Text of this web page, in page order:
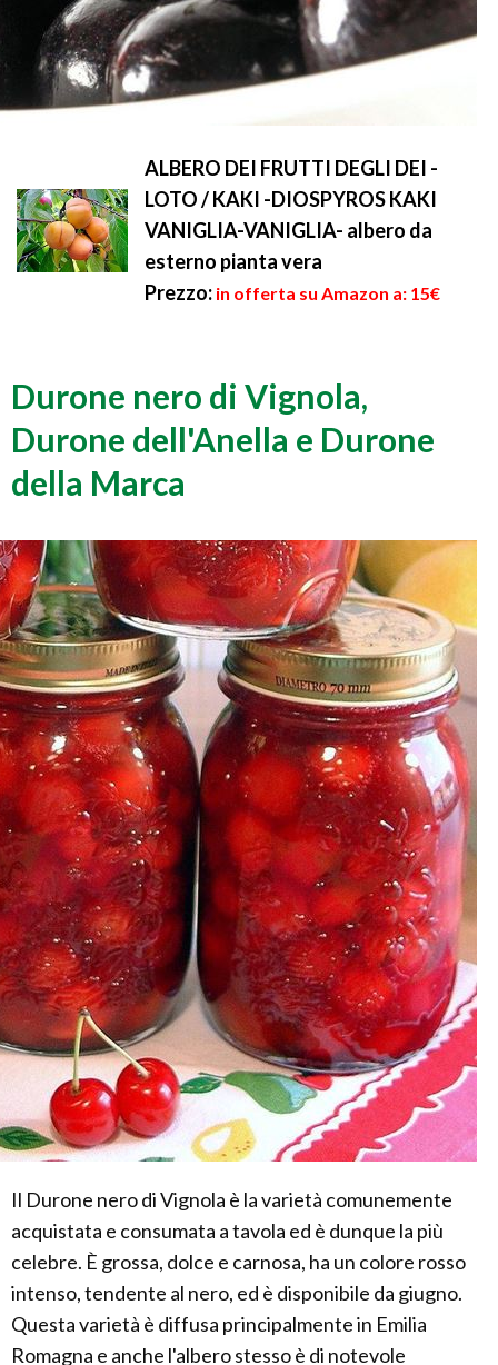
ALBERO DEI FRUTTI DEGLI DEI -
LOTO / KAKI -DIOSPYROS KAKI
VANIGLIA-VANIGLIA- albero da
esterno pianta vera
Prezzo: in offerta su Amazon a: 15€
Durone nero di Vignola,
Durone dell'Anella e Durone
della Marca
Il Durone nero di Vignola è la varietà comunemente
acquistata e consumata a tavola ed è dunque la più
celebre. È grossa, dolce e carnosa, ha un colore rosso
intenso, tendente al nero, ed è disponibile da giugno.
Questa varietà è diffusa principalmente in Emilia
Romagna e anche l'albero stesso è di notevole